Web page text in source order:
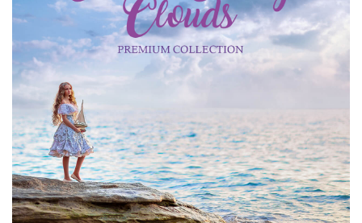
Entire Collection
(1783 Overlays)
Large 6000*4000px
Ingyenes letöltés